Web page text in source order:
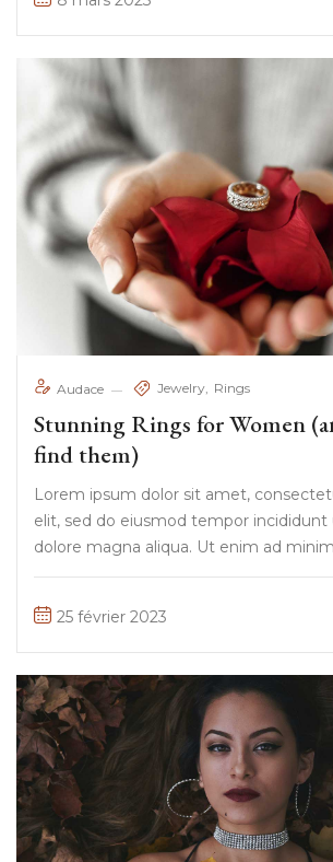
dolor sit amet, ...
Audace Jewelry Rings
Stunning Rings for Women
find them)
Lorem ipsum dolor sit amet,
elit, sed do eiusmod tempor
dolore magna aliqua. Ut enim ad
nostrud exercitation ullamco laboris
dolor sit amet, ...
25 février 2023